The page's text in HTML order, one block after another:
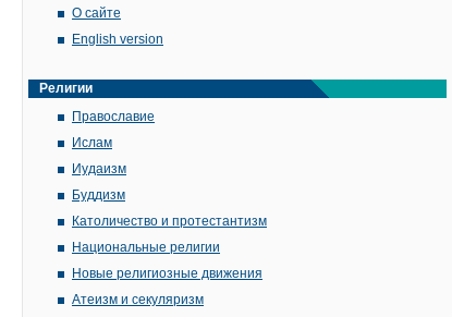
О сайте
English version
Религии
Православие
Ислам
Иудаизм
Буддизм
Католичество и протестантизм
Национальные религии
Новые религиозные движения
Атеизм и секуляризм